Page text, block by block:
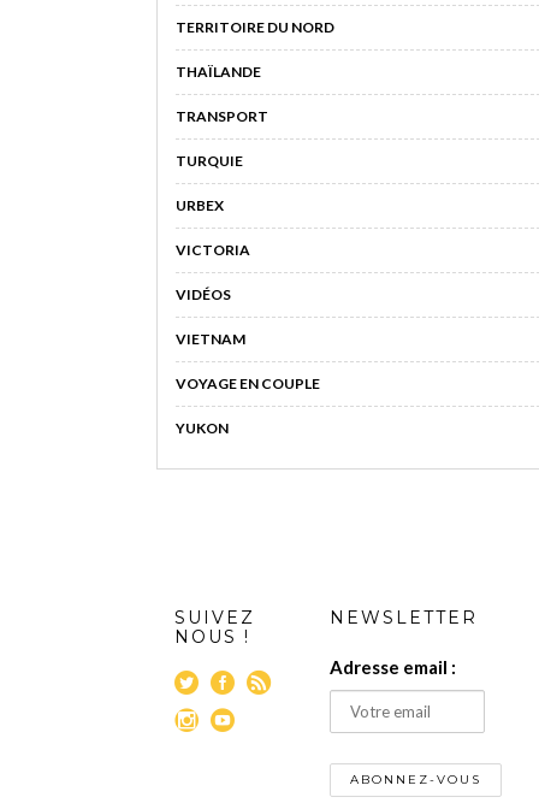
TERRITOIRE DU NORD
THAÏLANDE
TRANSPORT
TURQUIE
URBEX
VICTORIA
VIDÉOS
VIETNAM
VOYAGE EN COUPLE
YUKON
SUIVEZ
NOUS !
NEWSLETTER
Adresse email :